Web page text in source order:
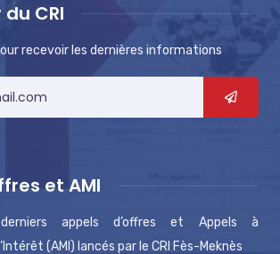
CRI
recevoir les dernières informations
et AMI
appels d’offres et Appels à
(AMI) lancés par le CRI Fès-Meknès